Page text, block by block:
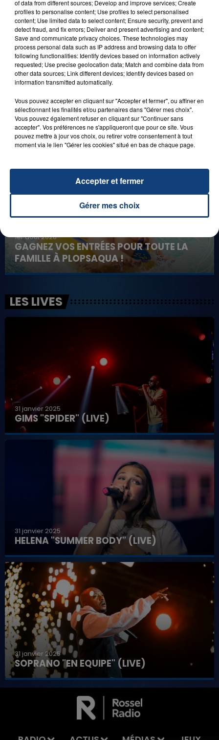
29 août 2025
LE MOT CASH !
8 août 2026
GAGNEZ VOS ENTRÉES EN FAMILLE À
BAGATELLE !
1er août 2026
GAGNEZ VOS ENTRÉES POUR TOUTE LA
FAMILLE À PLOPSAQUA !
LES LIVES
31 janvier 2025
GIMS "SPIDER" (LIVE)
31 janvier 2025
HELENA "SUMMER BODY" (LIVE)
31 janvier 2025
SOPRANO "EN EQUIPE" (LIVE)
of data from different sources; Develop and improve services; Create
profiles to personalise content; Use profiles to select personalised
content; Use limited data to select content; Ensure security, prevent and
detect fraud, and fix errors; Deliver and present advertising and content;
Save and communicate privacy choices. These technologies may
process personal data such as IP address and browsing data to offer
following functionalities: Identify devices based on information actively
requested; Use precise geolocation data; Match and combine data from
other data sources; Link different devices; Identify devices based on
information transmitted automatically.
Vous pouvez accepter en cliquant sur "Accepter et fermer", ou affiner en
sélectionnant les finalités et/ou partenaires dans "Gérer mes choix".
Vous pouvez également refuser en cliquant sur "Continuer sans
accepter". Vos préférences ne s'appliqueront que pour ce site. Vous
pouvez mettre à jour vos choix, ou retirer votre consentement à tout
moment via le lien "Gérer les cookies" situé en bas de chaque page.
Gérer mes choix
Accepter et fermer